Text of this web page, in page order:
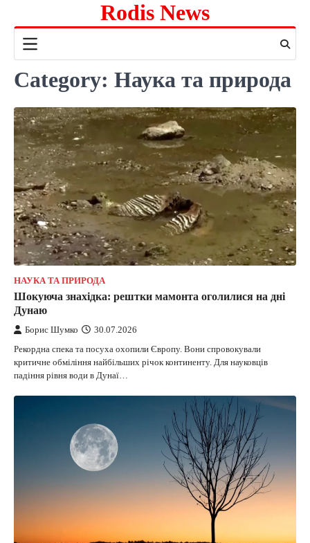
content
Rodis News
Category: Наука та природа
НАУКА ТА ПРИРОДА
Шокуюча знахідка: рештки мамонта оголилися на дні
Дунаю
Борис Шумко 30.07.2026
Рекордна спека та посуха охопили Європу. Вони спровокували
критичне обміління найбільших річок континенту. Для науковців
падіння рівня води в Дунаї…